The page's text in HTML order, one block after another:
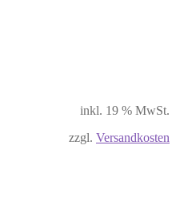
inkl. 19 % MwSt.
zzgl. Versandkosten